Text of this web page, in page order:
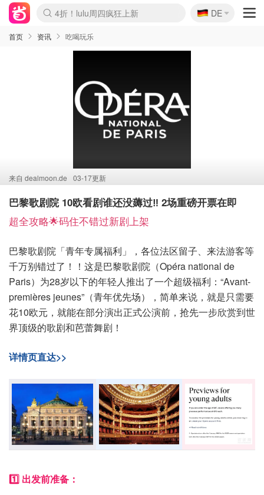
Boticinal 夏促开抢！
4折！lulu周四疯狂上新
还没结束！&OtherStories大促
Joybuy变相75折 随时失效
速领！Stanley独家85折
疑似霸哥！Camper额外叠85折
Zalando 奥莱闪促！每日更新
Moncler反季囤！5折起+叠9折
Coach Brooklyn仅€192
🇩🇪
DE
首页 资讯 吃喝玩乐
来自 dealmoon.de 03-17更新
巴黎歌剧院 10欧看剧谁还没薅过‼️ 2场重磅开票在即
超全攻略🌟码住不错过新剧上架
巴黎歌剧院「青年专属福利」，各位法区留子、来法游客等
千万别错过了！！这是巴黎歌剧院（Opéra national de
Paris）为28岁以下的年轻人推出了一个超级福利：“Avant-
premières jeunes”（青年优先场），简单来说，就是只需要
花10欧元，就能在部分演出正式公演前，抢先一步欣赏到世
界顶级的歌剧和芭蕾舞剧！
详情页直达>>
1️⃣ 出发前准备：